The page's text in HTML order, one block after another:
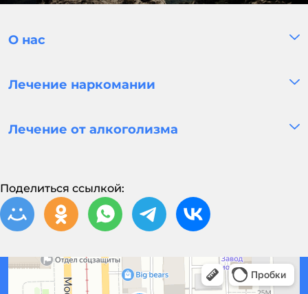
О нас
Лечение наркомании
Лечение от алкоголизма
Поделиться ссылкой: